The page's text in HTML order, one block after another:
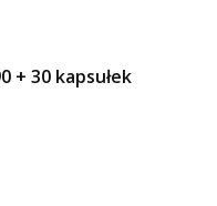
+ 30 kapsułek